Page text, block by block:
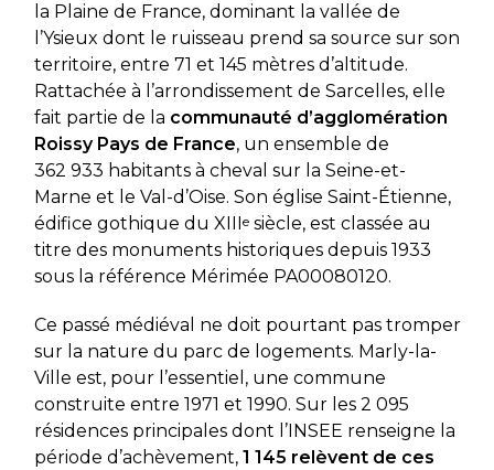
la Plaine de France, dominant la vallée de
l’Ysieux dont le ruisseau prend sa source sur son
territoire, entre 71 et 145 mètres d’altitude.
Rattachée à l’arrondissement de Sarcelles, elle
fait partie de la communauté d’agglomération
Roissy Pays de France, un ensemble de
362 933 habitants à cheval sur la Seine-et-
Marne et le Val-d’Oise. Son église Saint-Étienne,
édifice gothique du XIII
esiècle, est classée au
titre des monuments historiques depuis 1933
sous la référence Mérimée PA00080120.
Ce passé médiéval ne doit pourtant pas tromper
sur la nature du parc de logements. Marly-la-
Ville est, pour l’essentiel, une commune
construite entre 1971 et 1990. Sur les 2 095
résidences principales dont l’INSEE renseigne la
période d’achèvement, 1 145 relèvent de ces